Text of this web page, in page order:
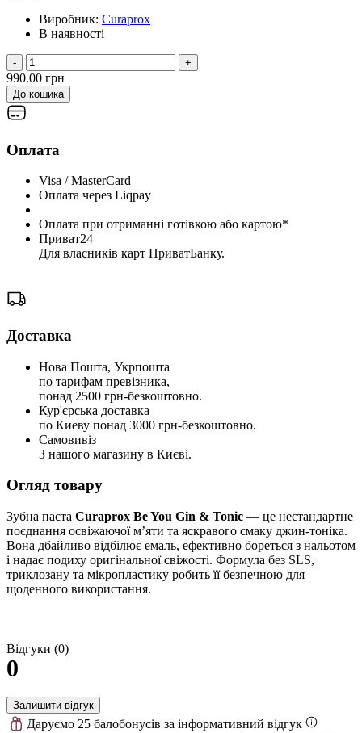
Виробник: Curaprox
В наявності
- +
990.00 грн
До кошика
Оплата
Visa / MasterCard
Оплата через Liqpay
Оплата при отриманні готівкою або картою*
Приват24
Для власників карт ПриватБанку.
Доставка
Нова Пошта, Укрпошта
по тарифам превізника,
понад 2500 грн-безкоштовно.
Кур'єрська доставка
по Киеву понад 3000 грн-безкоштовно.
Самовивіз
З нашого магазину в Києві.
Огляд товару
Зубна паста Curaprox Be You Gin & Tonic — це нестандартне
поєднання освіжаючої м’яти та яскравого смаку джин-тоніка.
Вона дбайливо відбілює емаль, ефективно бореться з нальотом
і надає подиху оригінальної свіжості. Формула без SLS,
триклозану та мікропластику робить її безпечною для
щоденного використання.
Відгуки (0)
0
Залишити відгук
Даруємо 25 балобонусів за інформативний відгук